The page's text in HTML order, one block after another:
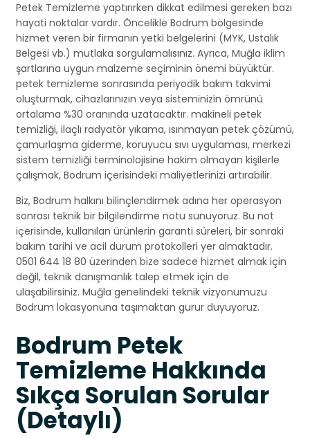
Petek Temizleme yaptırırken dikkat edilmesi gereken bazı
hayati noktalar vardır. Öncelikle Bodrum bölgesinde
hizmet veren bir firmanın yetki belgelerini (MYK, Ustalık
Belgesi vb.) mutlaka sorgulamalısınız. Ayrıca, Muğla iklim
şartlarına uygun malzeme seçiminin önemi büyüktür.
petek temizleme sonrasında periyodik bakım takvimi
oluşturmak, cihazlarınızın veya sisteminizin ömrünü
ortalama %30 oranında uzatacaktır. makineli petek
temizliği, ilaçlı radyatör yıkama, ısınmayan petek çözümü,
çamurlaşma giderme, koruyucu sıvı uygulaması, merkezi
sistem temizliği terminolojisine hakim olmayan kişilerle
çalışmak, Bodrum içerisindeki maliyetlerinizi artırabilir.
Biz, Bodrum halkını bilinçlendirmek adına her operasyon
sonrası teknik bir bilgilendirme notu sunuyoruz. Bu not
içerisinde, kullanılan ürünlerin garanti süreleri, bir sonraki
bakım tarihi ve acil durum protokolleri yer almaktadır.
0501 644 18 80 üzerinden bize sadece hizmet almak için
değil, teknik danışmanlık talep etmek için de
ulaşabilirsiniz. Muğla genelindeki teknik vizyonumuzu
Bodrum lokasyonuna taşımaktan gurur duyuyoruz.
Bodrum Petek
Temizleme Hakkında
Sıkça Sorulan Sorular
(Detaylı)